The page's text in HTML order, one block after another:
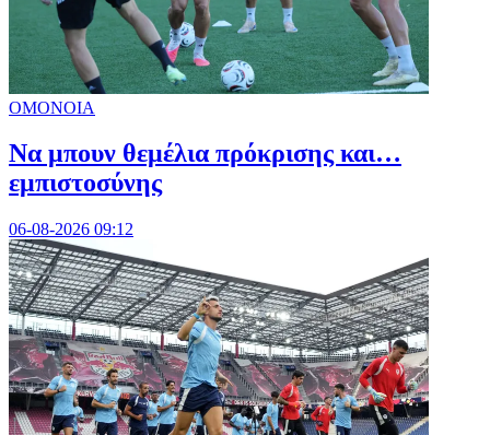
ΟΜΟΝΟΙΑ
Να μπουν θεμέλια πρόκρισης και…
εμπιστοσύνης
06-08-2026 09:12